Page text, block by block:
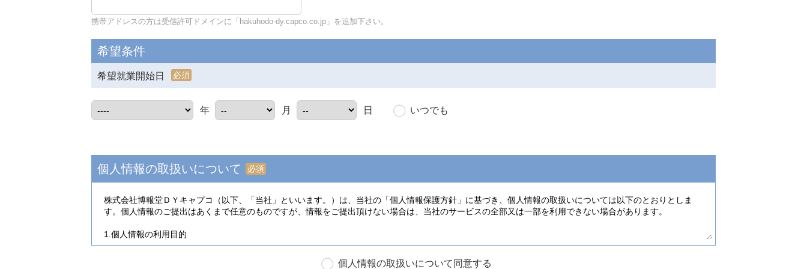
携帯アドレスの方は受信許可ドメインに「hakuhodo-dy.capco.co.jp」を追加下さい。
希望条件
希望就業開始日 必須
年 月 日 いつでも
個人情報の取扱いについて 必須
個人情報の取扱いについて同意する